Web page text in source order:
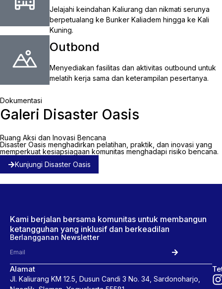
Jelajahi keindahan Kaliurang dan nikmati serunya
berpetualang ke Bunker Kaliadem hingga ke Kali
Kuning.
Outbond
Menyediakan fasilitas dan aktivitas outbound untuk
melatih kerja sama dan keterampilan pesertanya.
Dokumentasi
Galeri Disaster Oasis
Ruang Aksi dan Inovasi Bencana
Disaster Oasis menghadirkan pelatihan, praktik, dan inovasi yang
memperkuat kesiapsiagaan komunitas menghadapi risiko bencana.
Kunjungi Disaster Oasis
Kami berjalan bersama komunitas untuk membangun
ketangguhan yang inklusif dan berkeadilan
Berlangganan Newsletter
Alamat
Jl. Kaliurang KM 12.5, Dusun Candi 3 No. 34, Sardonoharjo,